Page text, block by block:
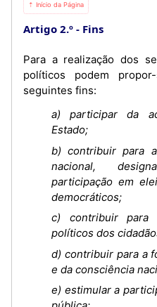
⇡ Início da Página
Artigo 2.º Fins
Para a realização dos
políticos podem
seguintes fins:
a) participar da
Estado;
b) contribuir para
nacional,
participação em
democráticos;
c) contribuir para
políticos dos
d) contribuir para a
e da consciência
e) estimular a